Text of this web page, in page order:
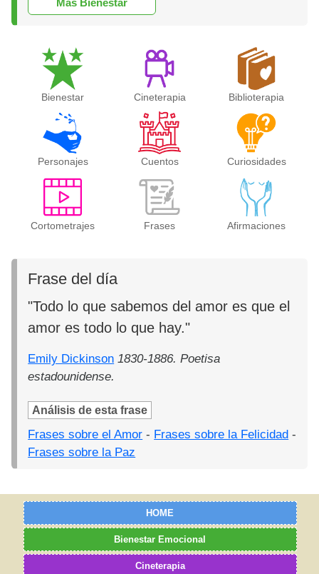
Más Bienestar
Bienestar Cineterapia Biblioterapia
Personajes Cuentos Curiosidades
Cortometrajes Frases Afirmaciones
Frase del día
"Todo lo que sabemos del amor es que el
amor es todo lo que hay."
Emily Dickinson 1830-1886. Poetisa
estadounidense.
Análisis de esta frase
Frases sobre el Amor - Frases sobre la Felicidad -
Frases sobre la Paz
HOME
Bienestar Emocional
Cineterapia